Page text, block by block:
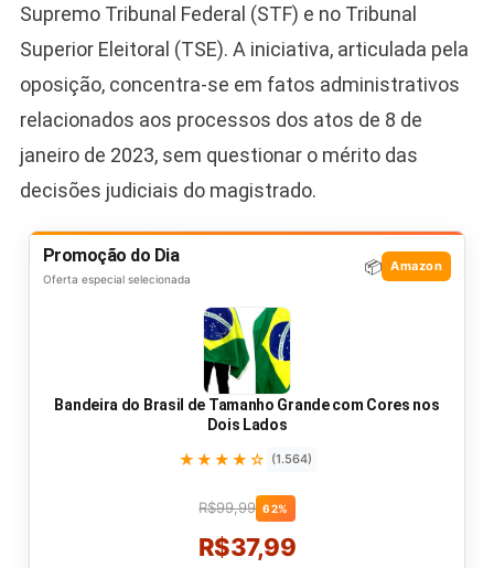
Supremo Tribunal Federal (STF) e no Tribunal
Superior Eleitoral (TSE). A iniciativa, articulada pela
oposição, concentra-se em fatos administrativos
relacionados aos processos dos atos de 8 de
janeiro de 2023, sem questionar o mérito das
decisões judiciais do magistrado.
Promoção do Dia
Oferta especial selecionada
📦 Amazon
Bandeira do Brasil de Tamanho Grande com Cores nos
Dois Lados
★★★★☆ (1.564)
R$99,99 62%
R$37,99